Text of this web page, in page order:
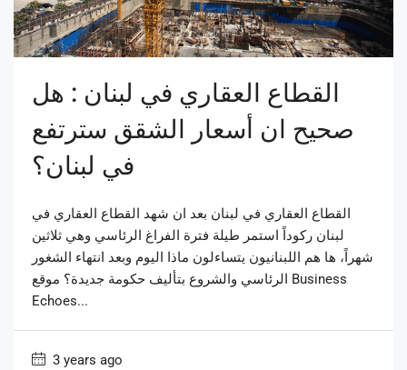
القطاع العقاري في لبنان : هل
صحيح ان أسعار الشقق سترتفع
في لبنان؟
القطاع العقاري في لبنان بعد ان شهد القطاع العقاري في
لبنان ركوداً استمر طيلة فترة الفراغ الرئاسي وهي ثلاثين
شهراً، ها هم اللبنانيون يتساءلون ماذا اليوم وبعد انتهاء الشغور
الرئاسي والشروع بتأليف حكومة جديدة؟ موقع Business
Echoes...
3 years ago